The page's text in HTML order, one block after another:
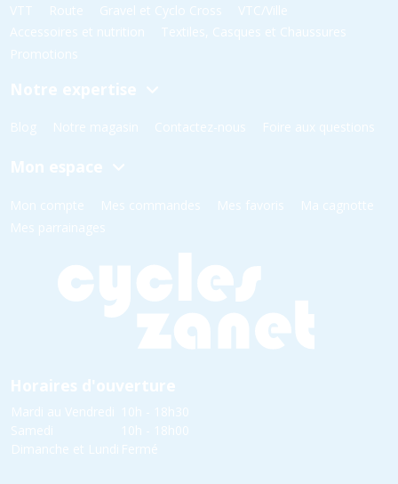
VTT Route Gravel et Cyclo Cross
VTC/Ville
Accessoires et nutrition
Textiles, Casques et Chaussures
Promotions
Notre expertise
Blog Notre magasin Contactez-nous Foire aux questions
Mon espace
Mon compte Mes commandes Mes favoris
Ma cagnotte
Mes parrainages
Horaires d'ouverture
Mardi au Vendredi
10h - 18h30
Samedi
10h - 18h00
Dimanche et Lundi Fermé